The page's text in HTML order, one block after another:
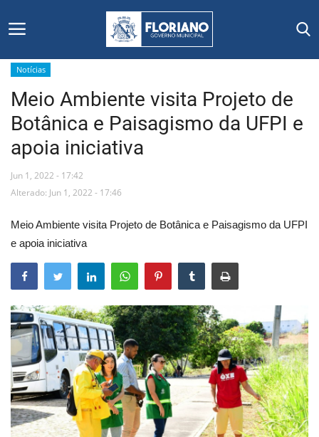
Início
Editais
Floriano
Mural de Licitações
Notícias
Vídeos
Webmail
Contato
Notícias
Meio Ambiente visita Projeto de
Botânica e Paisagismo da UFPI e
apoia iniciativa
Jun 1, 2022 - 17:42
Alterado: Jun 1, 2022 - 17:46
Meio Ambiente visita Projeto de Botânica e Paisagismo da UFPI
e apoia iniciativa